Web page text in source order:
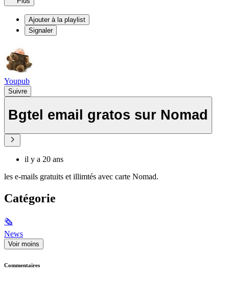
Ajouter à la playlist
Signaler
Youpub
Suivre
Bgtel email gratos sur Nomad
il y a 20 ans
les e-mails gratuits et illimtés avec carte Nomad.
Catégorie
🗞
News
Voir moins
Commentaires